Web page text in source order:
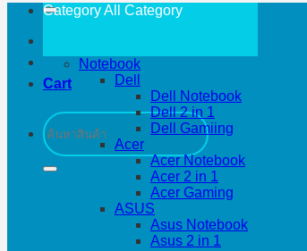
Cart
Search
for:
Category All Category
Notebook
Dell
Dell Notebook
Dell 2 in 1
Dell Gamiing
Acer
Acer Notebook
Acer 2 in 1
Acer Gaming
ASUS
Asus Notebook
Asus 2 in 1